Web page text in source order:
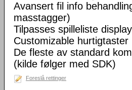
Avansert fil info
masstagger)
Tilpasses spilleliste display
Customizable hurtigtaster
De fleste av standard
(kilde følger med SDK)
Foreslå rettinger